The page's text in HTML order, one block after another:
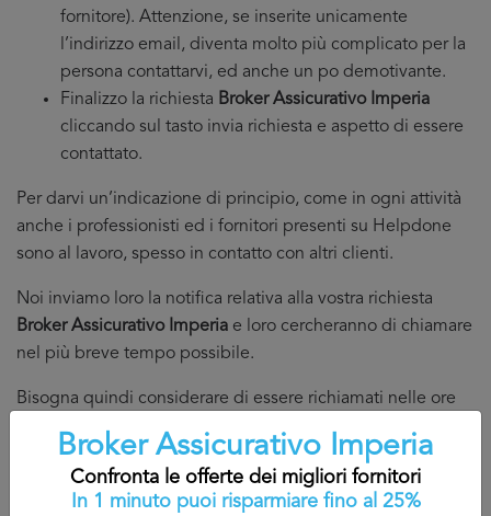
fornitore). Attenzione, se inserite unicamente
l’indirizzo email, diventa molto più complicato per la
persona contattarvi, ed anche un po demotivante.
Finalizzo la richiesta Broker Assicurativo Imperia
cliccando sul tasto invia richiesta e aspetto di essere
contattato.
Per darvi un’indicazione di principio, come in ogni attività
anche i professionisti ed i fornitori presenti su Helpdone
sono al lavoro, spesso in contatto con altri clienti.
Noi inviamo loro la notifica relativa alla vostra richiesta
Broker Assicurativo Imperia e loro cercheranno di chiamare
nel più breve tempo possibile.
Bisogna quindi considerare di essere richiamati nelle ore
che seguono fino ad un tempo massimo di 24/48 ore.
Inoltre, perché non siate sommersi dalle chiamate
limitiamo a 5 il numero di fornitori che possono chiamarvi,
Broker Assicurativo Imperia
Confronta le offerte dei migliori fornitori
In 1 minuto puoi risparmiare fino al 25%